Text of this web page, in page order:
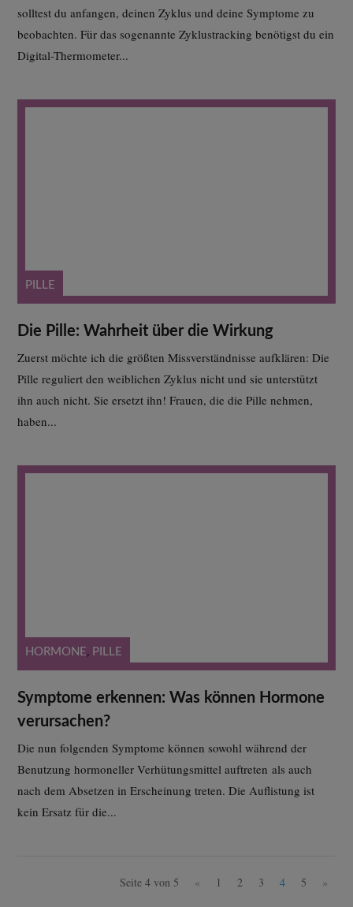
solltest du anfangen, deinen Zyklus und deine Symptome zu
beobachten. Für das sogenannte Zyklustracking benötigst du ein
Digital-Thermometer...
PILLE
Die Pille: Wahrheit über die Wirkung
Zuerst möchte ich die größten Missverständnisse aufklären: Die
Pille reguliert den weiblichen Zyklus nicht und sie unterstützt
ihn auch nicht. Sie ersetzt ihn! Frauen, die die Pille nehmen,
haben...
HORMONE, PILLE
Symptome erkennen: Was können Hormone
verursachen?
Die nun folgenden Symptome können sowohl während der
Benutzung hormoneller Verhütungsmittel auftreten als auch
nach dem Absetzen in Erscheinung treten. Die Auflistung ist
kein Ersatz für die...
Seite 4 von 5 « 1 2 3 4 5 »